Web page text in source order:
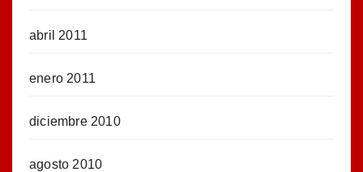
abril 2011
enero 2011
diciembre 2010
agosto 2010